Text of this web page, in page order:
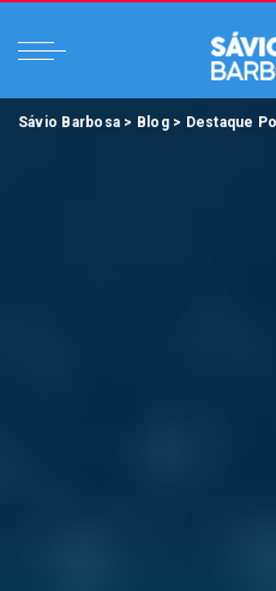
Sávio Barbosa > Blog> Destaque